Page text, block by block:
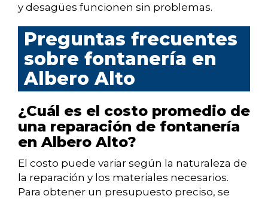
y desagües funcionen sin problemas.
Preguntas frecuentes
sobre fontanería en
Albero Alto
¿Cuál es el costo promedio de
una reparación de fontanería
en Albero Alto?
El costo puede variar según la naturaleza de
la reparación y los materiales necesarios.
Para obtener un presupuesto preciso, se